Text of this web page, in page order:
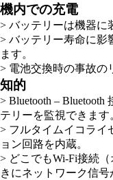
機内での充電
> バッテリーは機器に
> バッテリー寿命に影
ます。
> 電池交換時の事故の
知的
> Bluetooth –
テリーを監視できます
> フルタイムイコライ
ョン回路を内蔵。
> どこでもWi-Fi接続
きにネットワーク信